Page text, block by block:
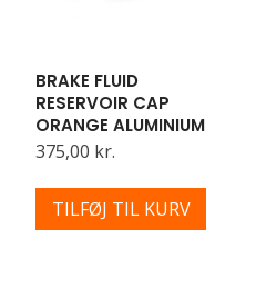
BRAKE FLUID
RESERVOIR CAP
ORANGE ALUMINIUM
375,00 kr.
TILFØJ TIL KURV